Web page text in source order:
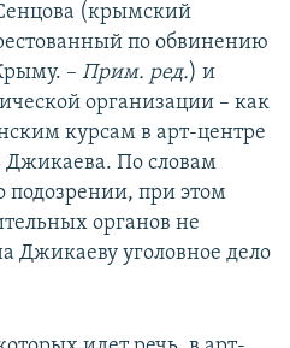
(крымский
по обвинению
– Прим. ред.) и
организации – как
курсам в арт-центре
Джикаева. По словам
подозрении, при этом
органов не
Джикаеву уголовное дело